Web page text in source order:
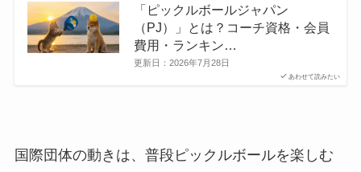
あわせて読みたい
「ピックルボールジャパン
（PJ）」とは？コーチ資格・会員
費用・ランキン…
更新日： 2026年7月28日
国際団体の動きは、普段ピックルボールを楽しむ